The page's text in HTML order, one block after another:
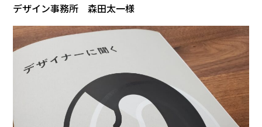
デザイン事務所 森田太一様